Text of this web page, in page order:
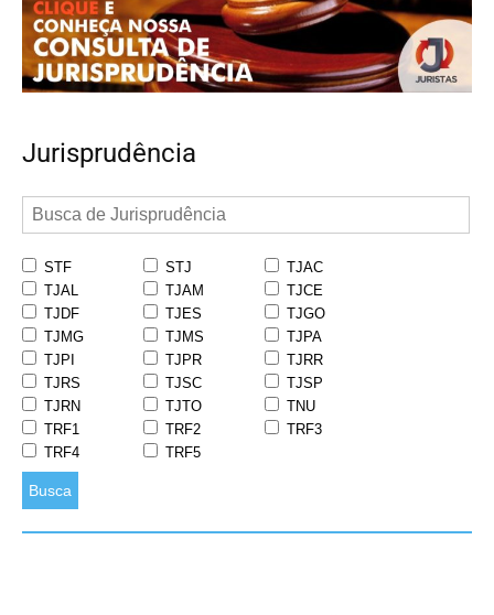
Jurisprudência
STF STJ
TJAC
TJAL
TJAM
TJCE
TJDF
TJES
TJGO
TJMG
TJMS
TJPA
TJPI
TJPR
TJRR
TJRS
TJSC
TJSP
TJRN
TJTO
TNU
TRF1
TRF2
TRF3
TRF4
TRF5
Busca